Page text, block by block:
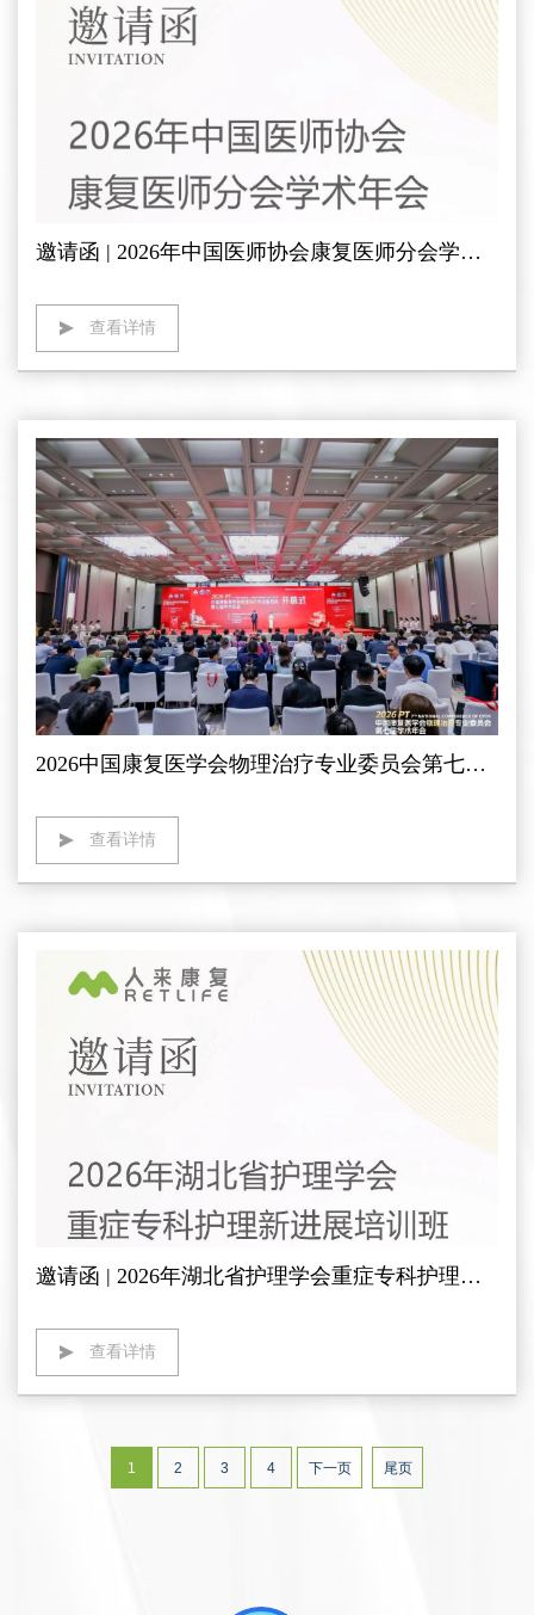
邀请函 | 2026年中国医师协会康复医师分会学术年会 人来康复期待您的莅临
查看详情
2026中国康复医学会物理治疗专业委员会第七届学术年会圆满落幕，人来康复精彩亮相收获颇丰
查看详情
邀请函 | 2026年湖北省护理学会重症专科护理新进展培训班 人来康复期待您的莅临
查看详情
1 2 3 4 下一页 尾页